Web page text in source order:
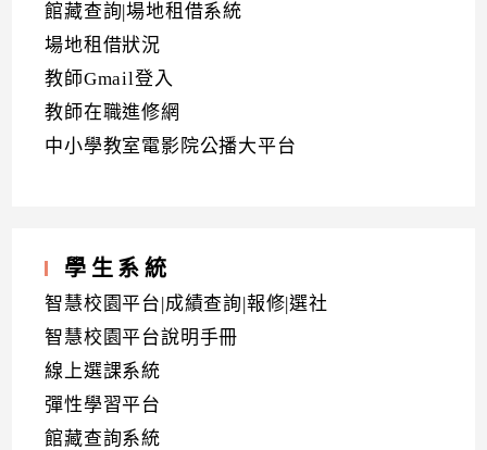
館藏查詢|場地租借系統
場地租借狀況
教師Gmail登入
教師在職進修網
中小學教室電影院公播大平台
學生系統
智慧校園平台|成績查詢|報修|選社
智慧校園平台說明手冊
線上選課系統
彈性學習平台
館藏查詢系統